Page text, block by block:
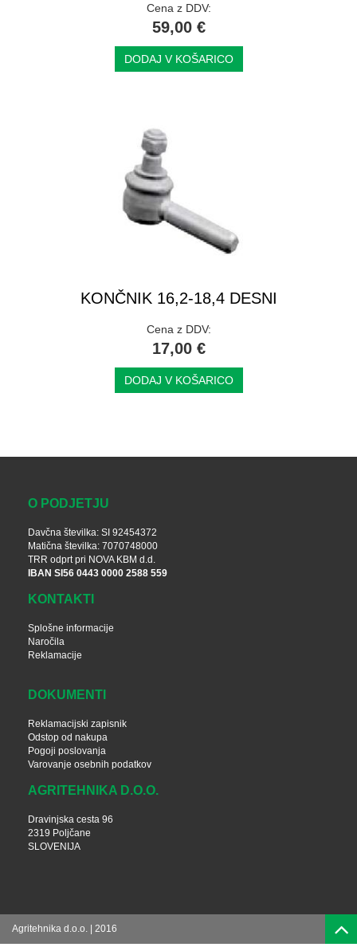
Cena z DDV:
59,00 €
DODAJ V KOŠARICO
KONČNIK 16,2-18,4 DESNI
Cena z DDV:
17,00 €
DODAJ V KOŠARICO
O PODJETJU
Davčna številka: SI 92454372
Matična številka: 7070748000
TRR odprt pri NOVA KBM d.d.
IBAN SI56 0443 0000 2588 559
KONTAKTI
Splošne informacije
Naročila
Reklamacije
DOKUMENTI
Reklamacijski zapisnik
Odstop od nakupa
Pogoji poslovanja
Varovanje osebnih podatkov
AGRITEHNIKA D.O.O.
Dravinjska cesta 96
2319 Poljčane
SLOVENIJA
Agritehnika d.o.o. | 2016